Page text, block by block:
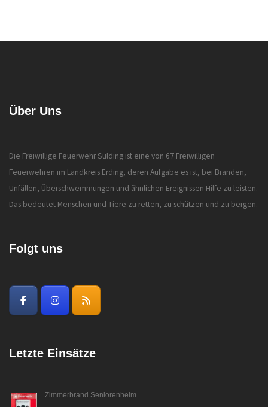
Über Uns
Die Freiwillige Feuerwehr Sulding ist eine von 67 Freiwilligen
Feuerwehren im Landkreis Erding, deren Aufgabe es ist, bei Bränden,
Unfällen, Überschwemmungen und ähnlichen Ereignissen Hilfe zu leisten.
Das bedeutet Menschen und Tiere zu retten, zu schützen und zu bergen.
Folgt uns
Letzte Einsätze
Zimmerbrand Seniorenheim